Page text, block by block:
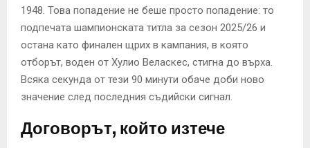
1948. Това попадение не беше просто попадение: то
подпечата шампионската титла за сезон 2025/26 и
остана като финален щрих в кампания, в която
отборът, воден от Хулио Веласкес, стигна до върха.
Всяка секунда от тези 90 минути обаче доби ново
значение след последния съдийски сигнал.
Договорът, който изтече